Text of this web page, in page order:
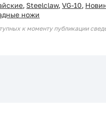
, Steelclaw, VG-10,
ножи
к моменту публикации